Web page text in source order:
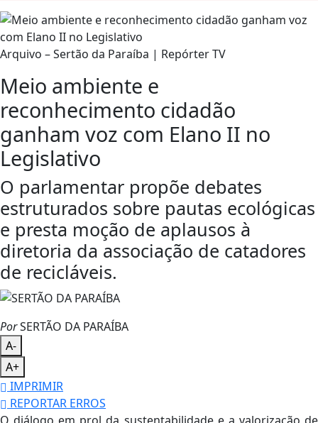
Arquivo – Sertão da Paraíba | Repórter TV
Meio ambiente e
reconhecimento cidadão
ganham voz com Elano II no
Legislativo
O parlamentar propõe debates
estruturados sobre pautas ecológicas
e presta moção de aplausos à
diretoria da associação de catadores
de recicláveis.
PorSERTÃO DA PARAÍBA
A-
A+
IMPRIMIR
REPORTAR ERROS
O diálogo em prol da sustentabilidade e a valorização de